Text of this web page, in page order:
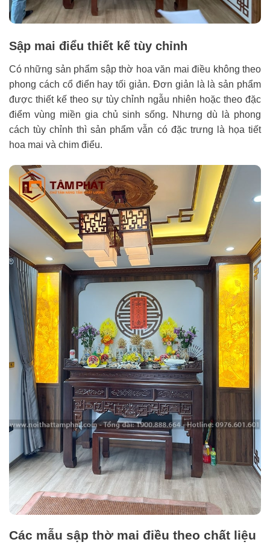
Sập mai điểu thiết kế tùy chỉnh
Có những sản phẩm sập thờ hoa văn mai điều không theo
phong cách cổ điển hay tối giản. Đơn giản là là sản phẩm
được thiết kế theo sự tùy chỉnh ngẫu nhiên hoặc theo đặc
điểm vùng miền gia chủ sinh sống. Nhưng dù là phong
cách tùy chỉnh thì sản phẩm vẫn có đặc trưng là họa tiết
hoa mai và chim điểu.
Các mẫu sập thờ mai điều theo chất liệu